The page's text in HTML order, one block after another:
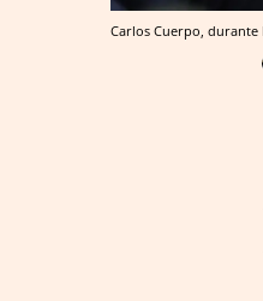
Carlos Cuerpo, durante